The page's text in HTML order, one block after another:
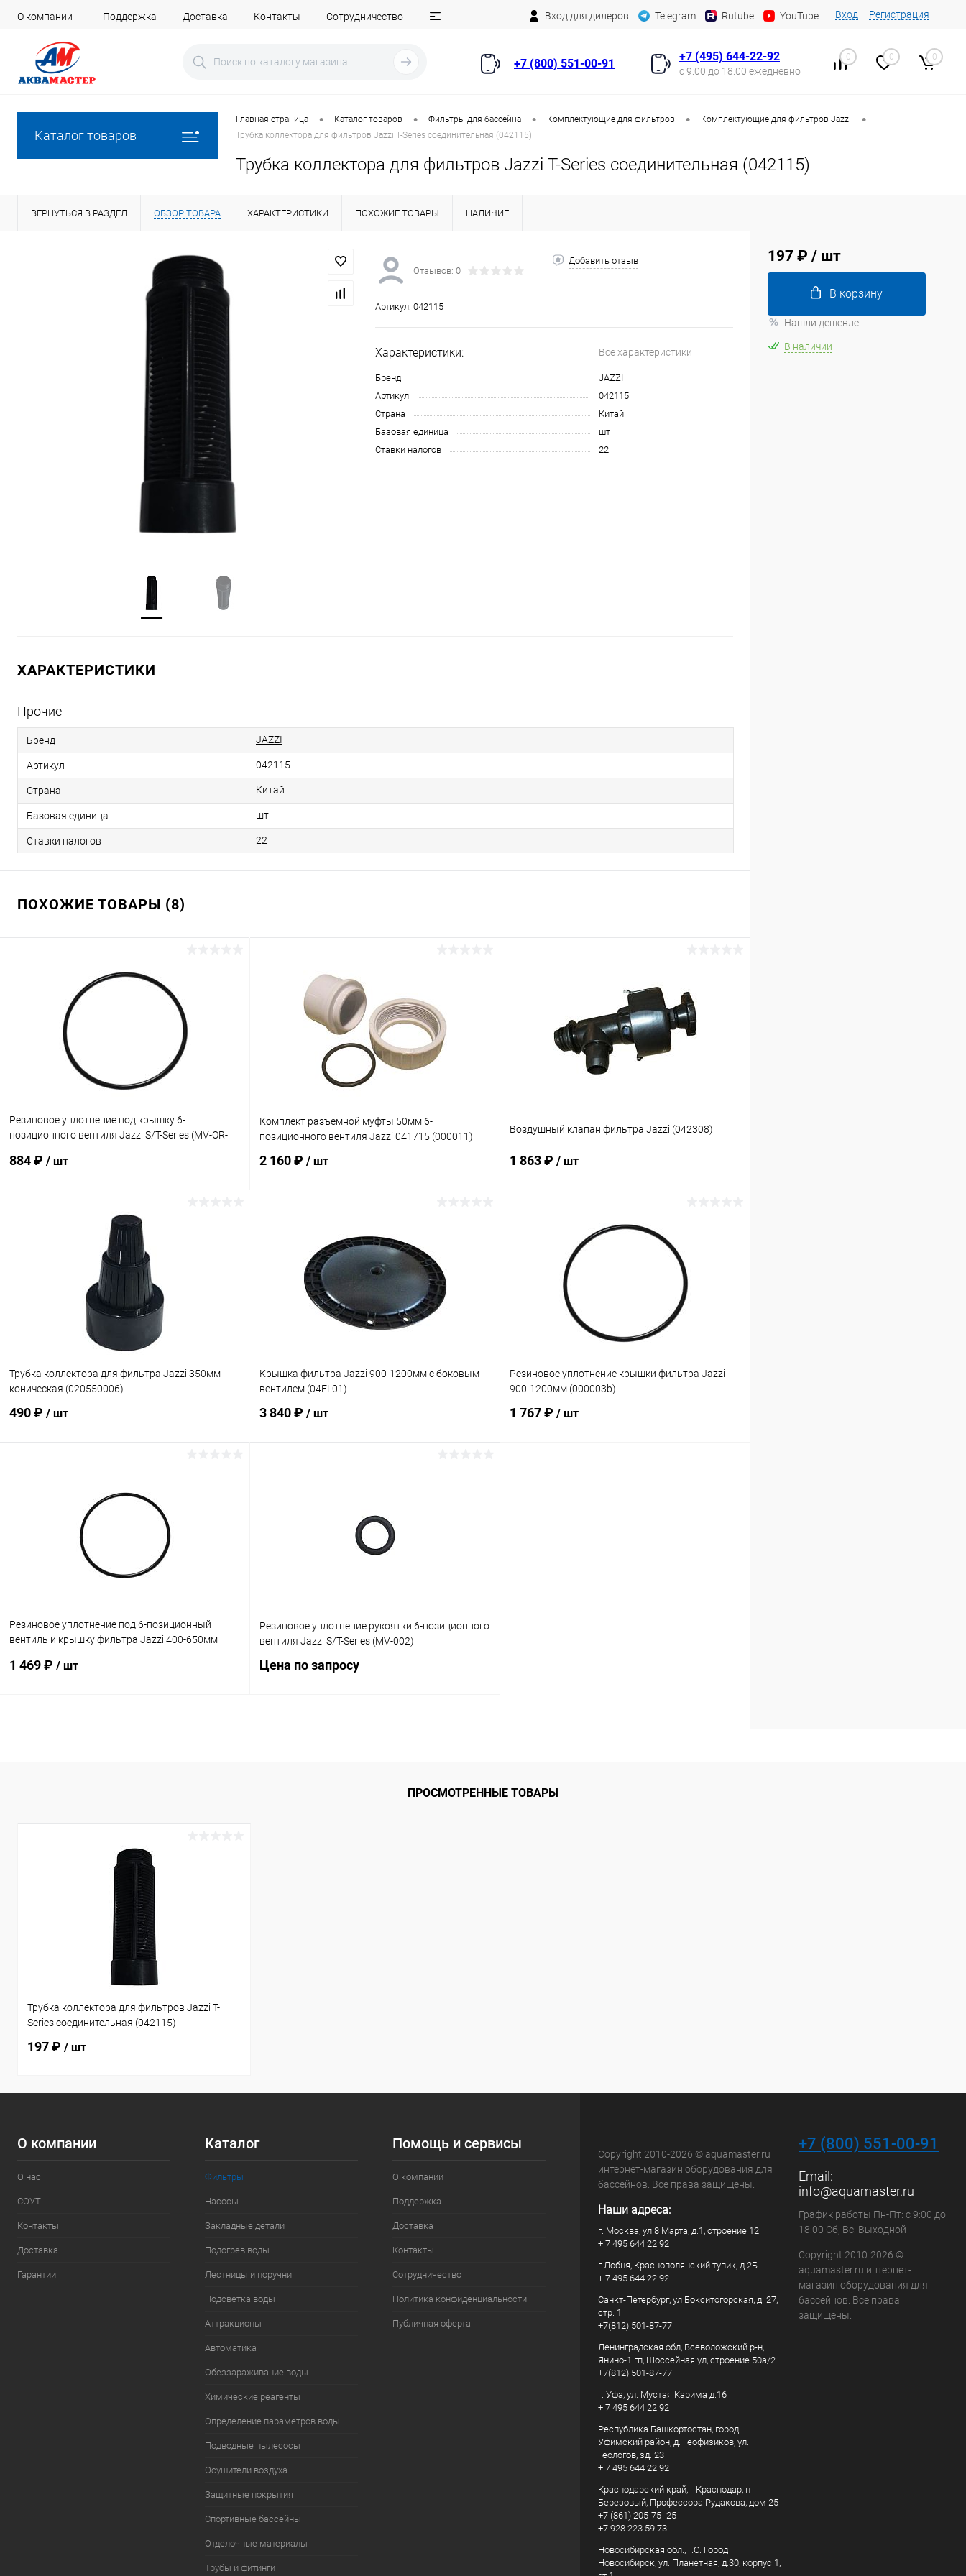
О компании Поддержка Доставка Контакты Сотрудничество Вход для дилеров Telegram Rutube YouTube Вход Регистрация
+7 (800) 551-00-91
+7 (495) 644-22-92
с 9:00 до 18:00 ежедневно
0 0 0
Каталог товаров
Главная страница • Каталог товаров • Фильтры для бассейна • Комплектующие для фильтров • Комплектующие для фильтров Jazzi •
Трубка коллектора для фильтров Jazzi T-Series соединительная (042115)
Трубка коллектора для фильтров Jazzi T-Series соединительная (042115)
ВЕРНУТЬСЯ В РАЗДЕЛ ОБЗОР ТОВАРА ХАРАКТЕРИСТИКИ ПОХОЖИЕ ТОВАРЫ НАЛИЧИЕ
Отзывов: 0
Добавить отзыв
Артикул: 042115
Характеристики: Все характеристики
Бренд
JAZZI
Артикул
042115
Страна
Китай
Базовая единица
шт
Ставки налогов
22
ХАРАКТЕРИСТИКИ
Прочие
Бренд JAZZI
Артикул 042115
Страна Китай
Базовая единица шт
Ставки налогов 22
ПОХОЖИЕ ТОВАРЫ (8)
Резиновое уплотнение под крышку 6-
позиционного вентиля Jazzi S/T-Series (MV-OR-
884 ₽ / шт
В корзину
В наличии
Комплект разъемной муфты 50мм 6-
позиционного вентиля Jazzi 041715 (000011)
2 160 ₽ / шт
В избранное
К сравнению В наличии
Воздушный клапан фильтра Jazzi (042308)
1 863 ₽ / шт
В избранное
К сравнению В наличии
Трубка коллектора для фильтра Jazzi 350мм
коническая (020550006)
490 ₽ / шт
В наличии
Крышка фильтра Jazzi 900-1200мм с боковым
вентилем (04FL01)
3 840 ₽ / шт
Резиновое уплотнение крышки фильтра Jazzi
900-1200мм (000003b)
1 767 ₽ / шт
Резиновое уплотнение под 6-позиционный
вентиль и крышку фильтра Jazzi 400-650мм
1 469 ₽ / шт
В избранное
Резиновое уплотнение рукоятки 6-позиционного
вентиля Jazzi S/T-Series (MV-002)
Цена по запросу
В избранное
197 ₽ / шт
В корзину
Нашли дешевле
В наличии
ПРОСМОТРЕННЫЕ ТОВАРЫ
Трубка коллектора для фильтров Jazzi T-
Series соединительная (042115)
197 ₽ / шт
О компании
О нас
СОУТ
Контакты
Доставка
Гарантии
Каталог
Фильтры
Насосы
Закладные детали
Подогрев воды
Лестницы и поручни
Подсветка воды
Аттракционы
Автоматика
Обеззараживание воды
Химические реагенты
Определение параметров воды
Подводные пылесосы
Осушители воздуха
Защитные покрытия
Спортивные бассейны
Отделочные материалы
Трубы и фитинги
Помощь и сервисы
О компании
Поддержка
Доставка
Контакты
Сотрудничество
Политика конфиденциальности
Публичная оферта
Copyright 2010-2026 © aquamaster.ru
интернет-магазин оборудования для
бассейнов. Все права защищены.
Наши адреса:
г. Москва, ул.8 Марта, д.1, строение 12
+ 7 495 644 22 92
г.Лобня, Краснополянский тупик, д.2Б
+ 7 495 644 22 92
Санкт-Петербург, ул Бокситогорская, д. 27,
стр. 1
+7(812) 501-87-77
Ленинградская обл, Всеволожский р-н,
Янино-1 гп, Шоссейная ул, строение 50а/2
+7(812) 501-87-77
г. Уфа, ул. Мустая Карима д.16
+ 7 495 644 22 92
Республика Башкортостан, город
Уфимский район, д. Геофизиков, ул.
Геологов, зд. 23
+ 7 495 644 22 92
Краснодарский край, г Краснодар, п
Березовый, Профессора Рудакова, дом 25
+7 (861) 205-75- 25
+7 928 223 59 73
Новосибирская обл., Г.О. Город
Новосибирск, ул. Планетная, д.30, корпус 1,
+7 (800) 551-00-91
Email:
info@aquamaster.ru
График работы Пн-Пт: с 9:00 до
18:00 Сб, Вс: Выходной
Copyright 2010-2026 ©
aquamaster.ru интернет-
магазин оборудования для
бассейнов. Все права
защищены.